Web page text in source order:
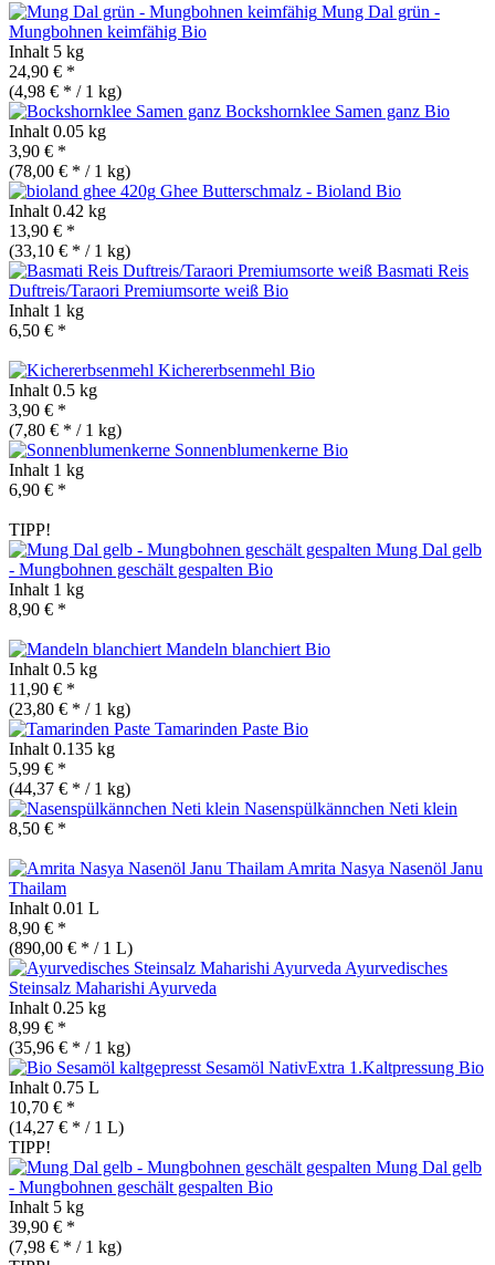
Mung Dal grün -
Mungbohnen keimfähig Bio
Inhalt 5 kg
24,90 € *
(4,98 € * / 1 kg)
Bockshornklee Samen ganz Bio
Inhalt 0.05 kg
3,90 € *
(78,00 € * / 1 kg)
Ghee Butterschmalz - Bioland Bio
Inhalt 0.42 kg
13,90 € *
(33,10 € * / 1 kg)
Basmati Reis
Duftreis/Taraori Premiumsorte weiß Bio
Inhalt 1 kg
6,50 € *
Kichererbsenmehl Bio
Inhalt 0.5 kg
3,90 € *
(7,80 € * / 1 kg)
Sonnenblumenkerne Bio
Inhalt 1 kg
6,90 € *
TIPP!
Mung Dal gelb
- Mungbohnen geschält gespalten Bio
Inhalt 1 kg
8,90 € *
Mandeln blanchiert Bio
Inhalt 0.5 kg
11,90 € *
(23,80 € * / 1 kg)
Tamarinden Paste Bio
Inhalt 0.135 kg
5,99 € *
(44,37 € * / 1 kg)
Nasenspülkännchen Neti klein
8,50 € *
Amrita Nasya Nasenöl Janu
Thailam
Inhalt 0.01 L
8,90 € *
(890,00 € * / 1 L)
Ayurvedisches
Steinsalz Maharishi Ayurveda
Inhalt 0.25 kg
8,99 € *
(35,96 € * / 1 kg)
Sesamöl NativExtra 1.Kaltpressung Bio
Inhalt 0.75 L
10,70 € *
(14,27 € * / 1 L)
TIPP!
Mung Dal gelb
- Mungbohnen geschält gespalten Bio
Inhalt 5 kg
39,90 € *
(7,98 € * / 1 kg)